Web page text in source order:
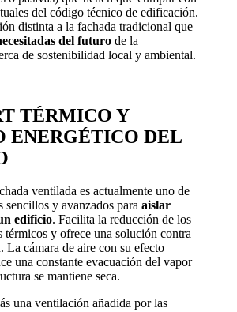
del código técnico de edificación.
distinta a la fachada tradicional que
del futuro de la
de sostenibilidad local y ambiental.
TÉRMICO Y
ENERGÉTICO DEL
ventilada es actualmente uno de
sencillos y avanzados para aislar
edificio. Facilita la reducción de los
térmicos y ofrece una solución contra
La cámara de aire con su efecto
una constante evacuación del vapor
se mantiene seca.
una ventilación añadida por las